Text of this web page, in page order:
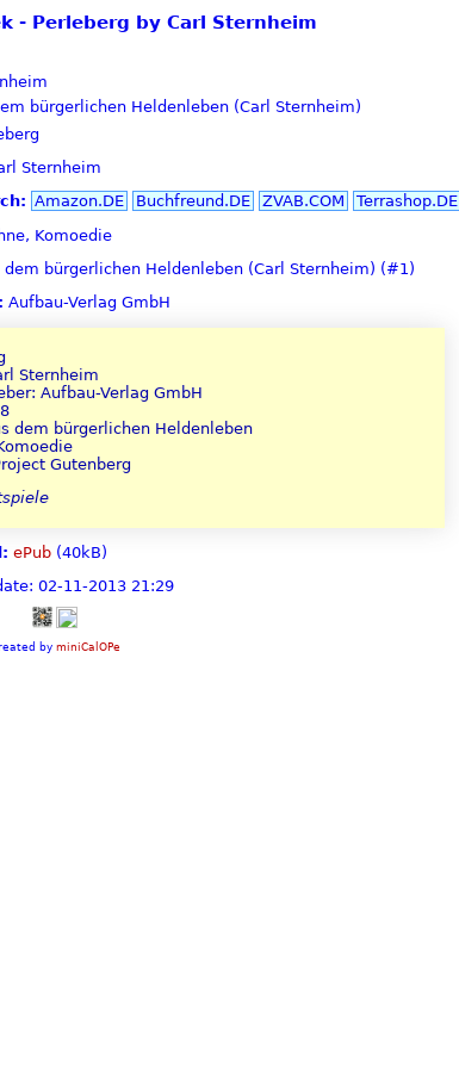
- Perleberg by Carl Sternheim
bürgerlichen Heldenleben (Carl Sternheim)
Sternheim
Amazon.DE Buchfreund.DE ZVAB.COM
Terrashop.DE
Komoedie
dem bürgerlichen Heldenleben (Carl Sternheim) (#1)
Aufbau-Verlag GmbH
Sternheim
Aufbau-Verlag GmbH
dem bürgerlichen Heldenleben
Gutenberg
ePub(40kB)
02-11-2013 21:29
by miniCalOPe